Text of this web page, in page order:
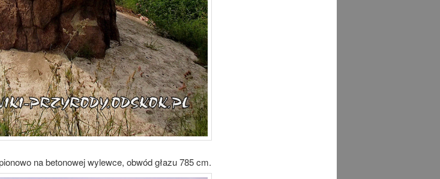
na betonowej wylewce, obwód głazu 785 cm.